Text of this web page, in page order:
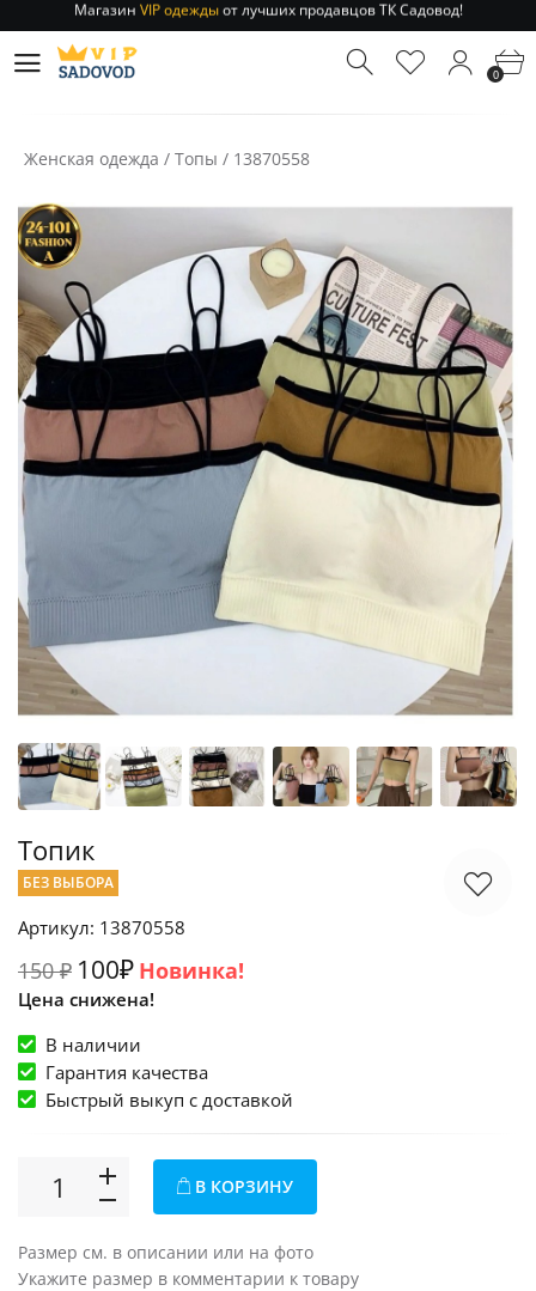
Отправление заказа 1-3 дняпо РФ и МСК!
Магазин
от лучших продавцов ТК Садовод!
Отправление заказа 1-3 дня 0
Женская одежда / Топы / 13870558
Топик
БЕЗ ВЫБОРА
Артикул: 13870558
150 ₽ 100₽ Новинка!
Цена снижена!
В наличии
Гарантия качества
Быстрый выкуп c доставкой
В КОРЗИНУ
Размер см. в описании или на фото
Укажите размер в комментарии к товару